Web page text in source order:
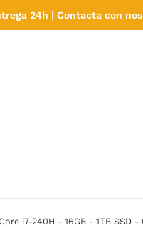
24h | Contacta con
i7-240H - 16GB - 1TB SSD